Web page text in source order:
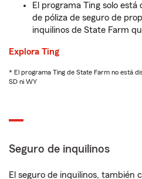
El programa Ting solo
de póliza de seguro de
inquilinos de State Farm
Explora Ting
* El programa Ting de State Farm no está
SD ni WY
Seguro de inquilinos
El seguro de inquilinos, también